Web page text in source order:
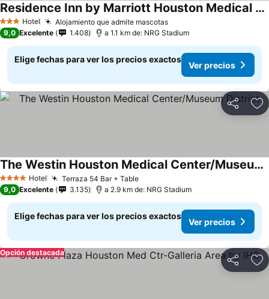
3 Estrellas
Hotel Alojamiento que admite mascotasVer precios
Residence Inn by Marriott Houston Medical Center/NRG Park
Ver precios
9,0 Excelente 1.408 a 1.1 km de: NRG Stadium
Elige fechas para ver los precios exactos
Ver precios
Compartir
4 EstrellasHotel Terraza 54 Bar + TableVer precios
The Westin Houston Medical Center/Museum District
Ver precios
9,0 Excelente 3.135 a 2.9 km de: NRG Stadium
Elige fechas para ver los precios exactos
Ver precios
Compartir
Opción destacada